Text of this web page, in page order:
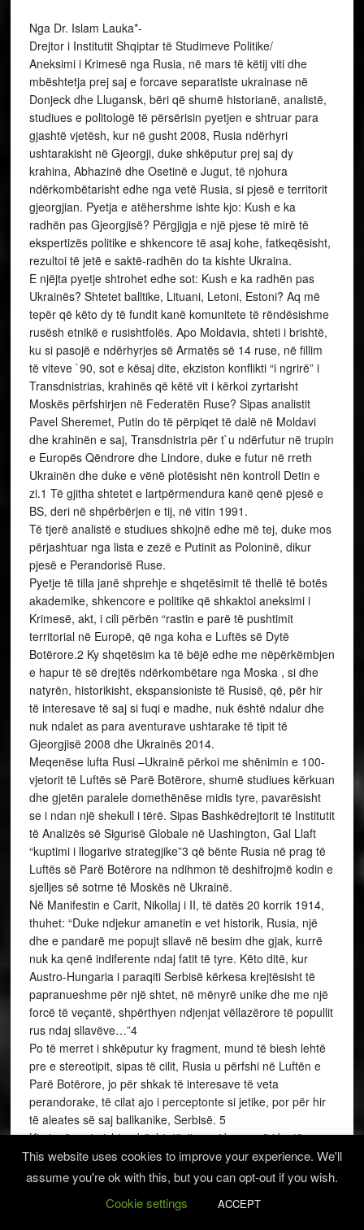
Nga Dr. Islam Lauka*-
Drejtor i Institutit Shqiptar të Studimeve Politike/
Aneksimi i Krimesë nga Rusia, në mars të këtij viti dhe
mbështetja prej saj e forcave separatiste ukrainase në
Donjeck dhe Llugansk, bëri që shumë historianë, analistë,
studiues e politologë të përsërisin pyetjen e shtruar para
gjashtë vjetësh, kur në gusht 2008, Rusia ndërhyri
ushtarakisht në Gjeorgji, duke shkëputur prej saj dy
krahina, Abhazinë dhe Osetinë e Jugut, të njohura
ndërkombëtarisht edhe nga vetë Rusia, si pjesë e territorit
gjeorgjian. Pyetja e atëhershme ishte kjo: Kush e ka
radhën pas Gjeorgjisë? Përgjigja e një pjese të mirë të
ekspertizës politike e shkencore të asaj kohe, fatkeqësisht,
rezultoi të jetë e saktë-radhën do ta kishte Ukraina.
E njëjta pyetje shtrohet edhe sot: Kush e ka radhën pas
Ukrainës? Shtetet balltike, Lituani, Letoni, Estoni? Aq më
tepër që këto dy të fundit kanë komunitete të rëndësishme
rusësh etnikë e rusishtfolës. Apo Moldavia, shteti i brishtë,
ku si pasojë e ndërhyrjes së Armatës së 14 ruse, në fillim
të viteve `90, sot e kësaj dite, ekziston konflikti “i ngrirë” i
Transdnistrias, krahinës që këtë vit i kërkoi zyrtarisht
Moskës përfshirjen në Federatën Ruse? Sipas analistit
Pavel Sheremet, Putin do të përpiqet të dalë në Moldavi
dhe krahinën e saj, Transdnistria për t`u ndërfutur në trupin
e Europës Qëndrore dhe Lindore, duke e futur në rreth
Ukrainën dhe duke e vënë plotësisht nën kontroll Detin e
zi.1 Të gjitha shtetet e lartpërmendura kanë qenë pjesë e
BS, deri në shpërbërjen e tij, në vitin 1991.
Të tjerë analistë e studiues shkojnë edhe më tej, duke mos
përjashtuar nga lista e zezë e Putinit as Poloninë, dikur
pjesë e Perandorisë Ruse.
Pyetje të tilla janë shprehje e shqetësimit të thellë të botës
akademike, shkencore e politike që shkaktoi aneksimi i
Krimesë, akt, i cili përbën “rastin e parë të pushtimit
territorial në Europë, që nga koha e Luftës së Dytë
Botërore.2 Ky shqetësim ka të bëjë edhe me nëpërkëmbjen
e hapur të së drejtës ndërkombëtare nga Moska , si dhe
natyrën, historikisht, ekspansioniste të Rusisë, që, për hir
të interesave të saj si fuqi e madhe, nuk është ndalur dhe
nuk ndalet as para aventurave ushtarake të tipit të
Gjeorgjisë 2008 dhe Ukrainës 2014.
Meqenëse lufta Rusi –Ukrainë përkoi me shënimin e 100-
vjetorit të Luftës së Parë Botërore, shumë studiues kërkuan
dhe gjetën paralele domethënëse midis tyre, pavarësisht
se i ndan një shekull i tërë. Sipas Bashkëdrejtorit të Institutit
të Analizës së Sigurisë Globale në Uashington, Gal Llaft
“kuptimi i llogarive strategjike”3 që bënte Rusia në prag të
Luftës së Parë Botërore na ndihmon të deshifrojmë kodin e
sjelljes së sotme të Moskës në Ukrainë.
Në Manifestin e Carit, Nikollaj i II, të datës 20 korrik 1914,
thuhet: “Duke ndjekur amanetin e vet historik, Rusia, një
dhe e pandarë me popujt sllavë në besim dhe gjak, kurrë
nuk ka qenë indiferente ndaj fatit të tyre. Këto ditë, kur
Austro-Hungaria i paraqiti Serbisë kërkesa krejtësisht të
papranueshme për një shtet, në mënyrë unike dhe me një
forcë të veçantë, shpërthyen ndjenjat vëllazërore të popullit
rus ndaj sllavëve…”4
Po të merret i shkëputur ky fragment, mund të biesh lehtë
pre e stereotipit, sipas të cilit, Rusia u përfshi në Luftën e
Parë Botërore, jo për shkak të interesave të veta
perandorake, të cilat ajo i perceptonte si jetike, por për hir
të aleates së saj ballkanike, Serbisë. 5
Kjo tezë, natyrisht, mbështetësit e saj kryesorë i ka të
përqëndruar në Moskë dhe në Beograd, por nuk mungojnë
as në Perëndim.6 Midis tyre është edhe ish Sekretari
lidhjeve ruso-serbe dhe mbrojtjes së Serbisë nga Rusia,
This website uses cookies to improve your experience. We'll
assume you're ok with this, but you can opt-out if you wish.
Cookie settings
ACCEPT